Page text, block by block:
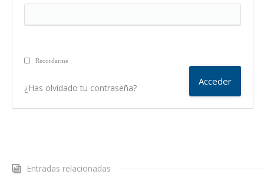
Recordarme
¿Has olvidado tu contraseña?
Entradas relacionadas